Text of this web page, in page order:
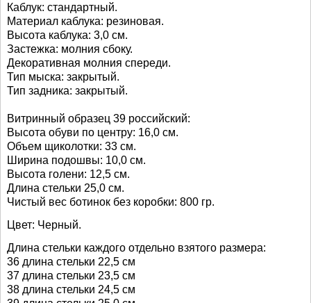
Каблук: стандартный.
Материал каблука: резиновая.
Высота каблука: 3,0 см.
Застежка: молния сбоку.
Декоративная молния спереди.
Тип мыска: закрытый.
Тип задника: закрытый.
Витринный образец 39 российский:
Высота обуви по центру: 16,0 см.
Объем щиколотки: 33 см.
Ширина подошвы: 10,0 см.
Высота голени: 12,5 см.
Длина стельки 25,0 см.
Чистый вес ботинок без коробки: 800 гр.
Цвет: Черный.
Длина стельки каждого отдельно взятого размера:
36 длина стельки 22,5 см
37 длина стельки 23,5 см
38 длина стельки 24,5 см